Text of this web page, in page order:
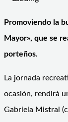
Promoviendo la
Mayor», que se
porteños.
La jornada
ocasión, rendirá
Gabriela Mistral